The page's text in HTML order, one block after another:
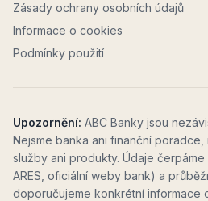
Zásady ochrany osobních údajů
Informace o cookies
Podmínky použití
Upozornění: ABC Banky jsou
Nejsme banka ani finanční
služby ani produkty. Údaje čerpáme
ARES, oficiální weby bank) a
doporučujeme konkrétní informace